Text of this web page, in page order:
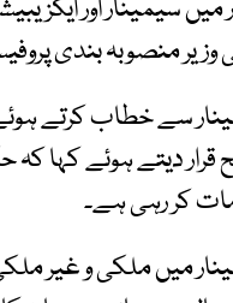
وزیر منصوبہ بندی
سے خطاب کرتے ہوئے
قرار دیتے ہوئے کہا
کر رہی ہے۔
میں ملکی و غیر